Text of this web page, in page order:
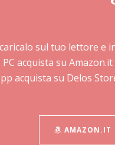
sul tuo lettore e
acquista su
acquista su Delos
AMAZON.IT